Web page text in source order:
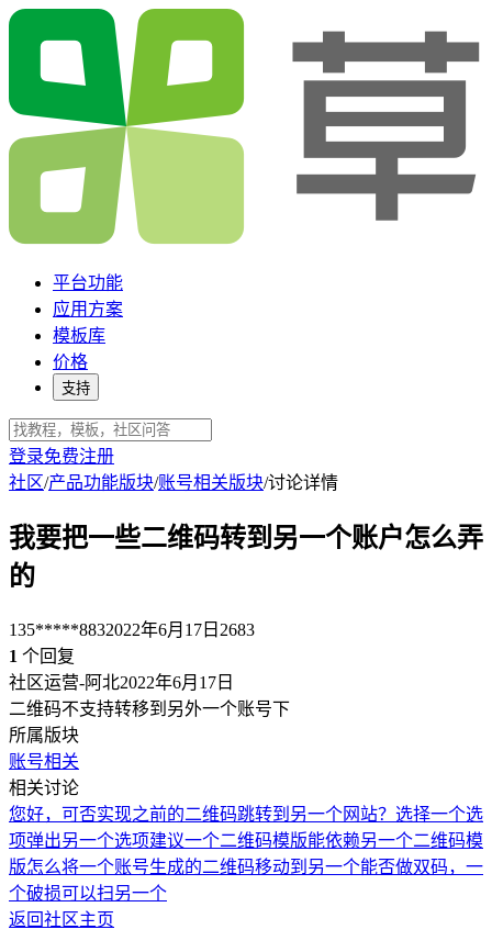
平台功能
应用方案
模板库
价格
支持
登录免费注册
社区/产品功能版块/账号相关版块/讨论详情
我要把一些二维码转到另一个账户怎么弄
的
135*****8832022年6月17日 2683
1 个回复
社区运营-阿北2022年6月17日
二维码不支持转移到另外一个账号下
所属版块
账号相关
相关讨论
您好，可否实现之前的二维码跳转到另一个网站？ 选择一个选
项弹出另一个选项建议一个二维码模版能依赖另一个二维码模
版怎么将一个账号生成的二维码移动到另一个能否做双码，一
个破损可以扫另一个
返回社区主页